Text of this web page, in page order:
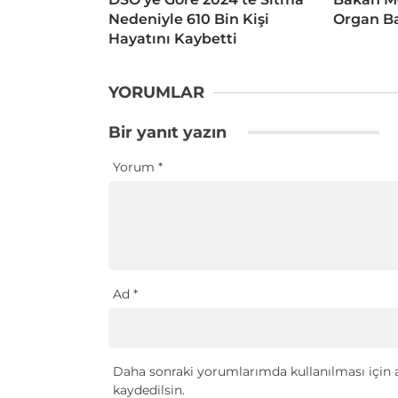
Nedeniyle 610 Bin Kişi
Hayatını Kaybetti
Organ
YORUMLAR
Bir yanıt yazın
Yorum *
Ad *
Daha sonraki yorumlarımda kullanılması
kaydedilsin.